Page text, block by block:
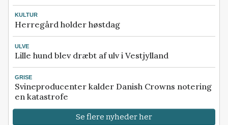
KULTUR
Herregård holder høstdag
ULVE
Lille hund blev dræbt af ulv i Vestjylland
GRISE
Svineproducenter kalder Danish Crowns notering
en katastrofe
Se flere nyheder her